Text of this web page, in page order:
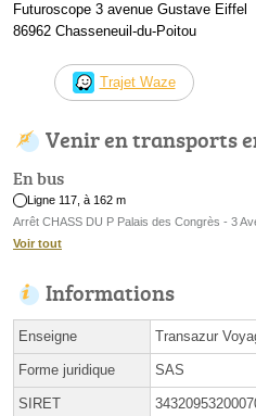
Futuroscope 3 avenue Gustave Eiffel
86962 Chasseneuil-du-Poitou
Trajet Waze
Venir en transports
En bus
Ligne 117, à 162 m
Arrêt CHASS DU P Palais des Congrès - 3
Voir tout
Informations
Enseigne Transazur
Forme juridique SAS
SIRET